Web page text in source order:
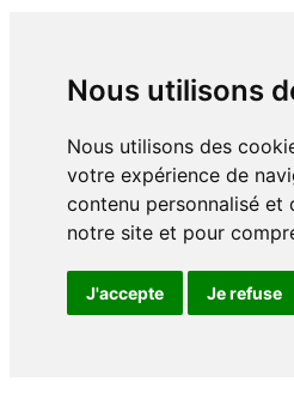
Nous utilisons
Nous utilisons des cookies et d'autres technologies de suivi pour améliorer
votre expérience de
contenu personnalisé
notre site et pour
J'accepte Je refuse